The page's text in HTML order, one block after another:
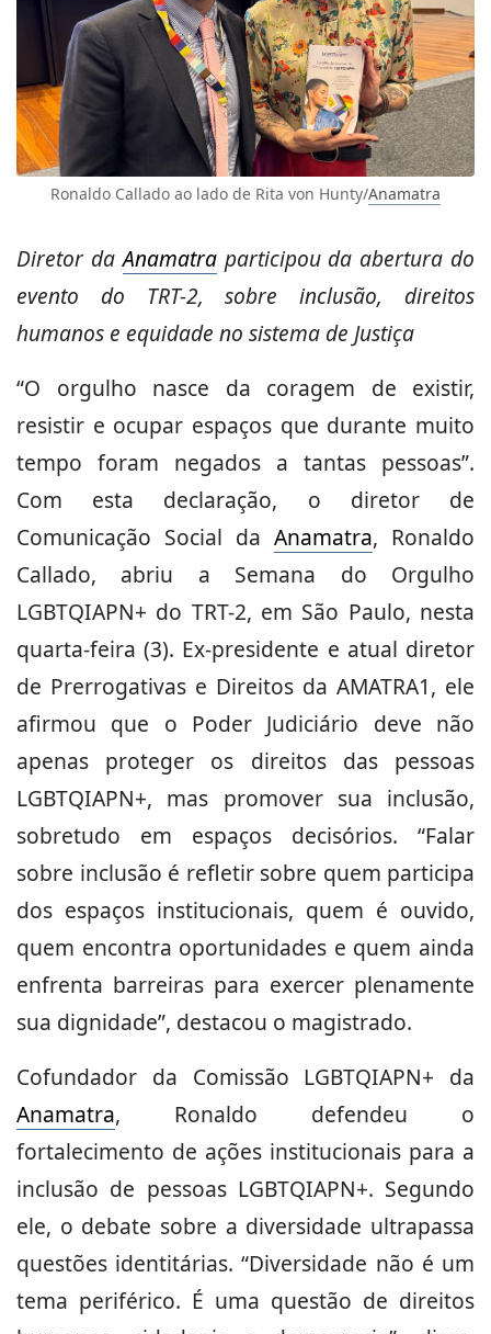
Ronaldo Callado ao lado de Rita von Hunty/Anamatra
Diretor daAnamatraparticipou da abertura do
evento do TRT-2, sobre inclusão, direitos
humanos e equidade no sistema de Justiça
“O orgulho nasce da coragem de existir,
resistir e ocupar espaços que durante muito
tempo foram negados a tantas pessoas”.
Com esta declaração, o diretor de
Comunicação Social da Anamatra, Ronaldo
Callado, abriu a Semana do Orgulho
LGBTQIAPN+ do TRT-2, em São Paulo, nesta
quarta-feira (3). Ex-presidente e atual diretor
de Prerrogativas e Direitos da AMATRA1, ele
afirmou que o Poder Judiciário deve não
apenas proteger os direitos das pessoas
LGBTQIAPN+, mas promover sua inclusão,
sobretudo em espaços decisórios. “Falar
sobre inclusão é refletir sobre quem participa
dos espaços institucionais, quem é ouvido,
quem encontra oportunidades e quem ainda
enfrenta barreiras para exercer plenamente
sua dignidade”, destacou o magistrado.
Cofundador da Comissão LGBTQIAPN+ da
Anamatra, Ronaldo defendeu o
fortalecimento de ações institucionais para a
inclusão de pessoas LGBTQIAPN+. Segundo
ele, o debate sobre a diversidade ultrapassa
questões identitárias. “Diversidade não é um
tema periférico. É uma questão de direitos